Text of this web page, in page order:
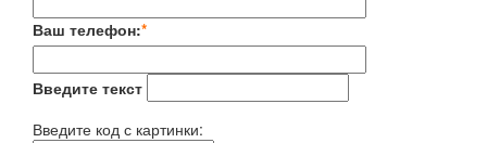
Ваш телефон:*
Введите текст
Введите код с картинки: